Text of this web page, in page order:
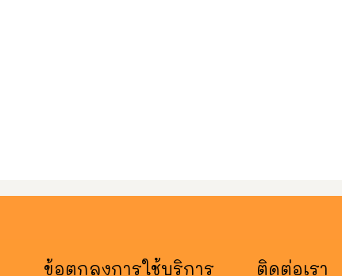
ข้อตกลงการใช้บริการ ติดต่อเรา